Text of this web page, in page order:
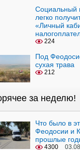
Социальный
легко
«Личный
224
Под
сухая трава
212
за неделю!
Что было в
Феодосии и
прошлые
4300 03.08